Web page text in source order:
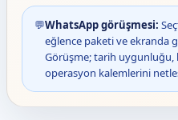
💬WhatsApp görüşmesi:
eğlence paketi ve ekranda
Görüşme; tarih uygunluğu,
operasyon kalemlerini